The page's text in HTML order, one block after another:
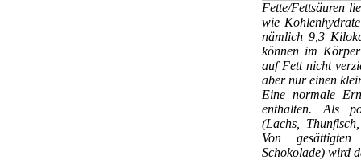
Fette/Fettsäuren
wie
nämlich 9,3
können im
auf Fett nicht
aber nur einen
Eine normale
enthalten. Als
(Lachs,
Von gesättigten
Schokolade) wird